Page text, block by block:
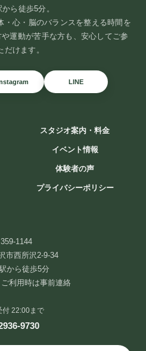
ら徒歩5分。
・心・脳のバランスを整える時間を
運動が苦手な方も、安心してご参
だけます。
LINE
スタジオ案内・料金
イベント情報
体験者の声
プライバシーポリシー
1144
市西所沢2-9-34
から徒歩5分
利用時は事前連絡
付 22:00まで
9730
分が分かる。
が出ない」 「人間関係がうまくいか
自分#ヨガ#エネルギーワーク#セルフケ
ブログ